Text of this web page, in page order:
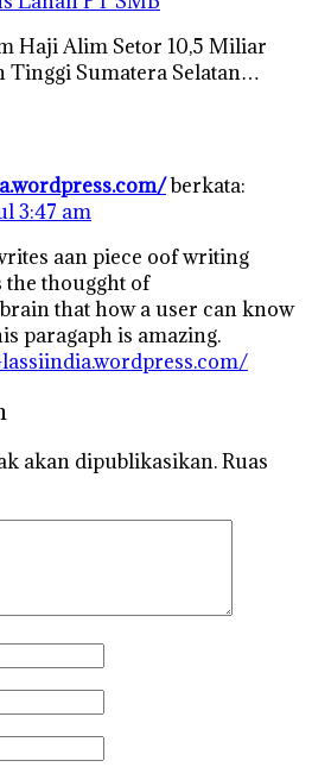
Haji Alim Setor 10,5 Miliar
Tinggi Sumatera Selatan…
berkata:
3:47 am
aan piece oof writing
thougght of
that how a user can know
paragaph is amazing.
akan dipublikasikan.Ruas